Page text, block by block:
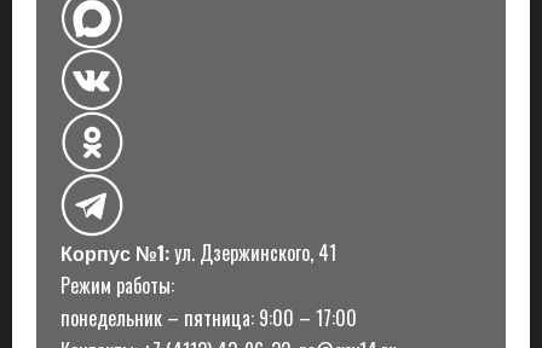
и
с
и
Корпус №1:ул. Дзержинского, 41
Режим работы:
понедельник – пятница: 9:00 – 17:00